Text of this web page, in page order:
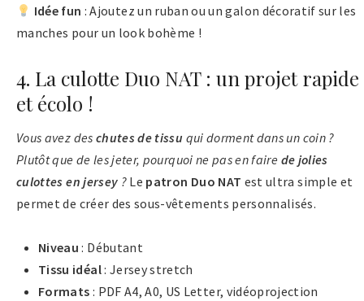
Idée fun : Ajoutez un ruban ou un galon décoratif sur les
manches pour un look bohème !
4. La culotte Duo NAT : un projet rapide
et écolo !
Vous avez des chutes de tissu qui dorment dans un coin ?
Plutôt que de les jeter, pourquoi ne pas en faire de jolies
culottes en jersey ? Le patron Duo NAT est ultra simple et
permet de créer des sous-vêtements personnalisés​.
Niveau : Débutant
Tissu idéal: Jersey stretch
Formats : PDF A4, A0, US Letter, vidéoprojection